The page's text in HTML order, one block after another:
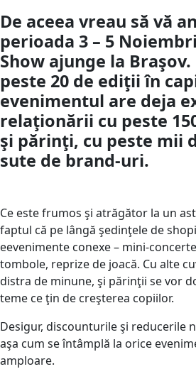
De aceea vreau să vă
perioada 3 – 5
Show ajunge la
peste 20 de ediţii în
evenimentul are deja
relaţionării cu peste
şi părinţi, cu peste mii
sute de brand-uri.
Ce este frumos şi atrăgător la un
faptul că pe lângă şedinţele de
eevenimente conexe – mini-
tombole, reprize de joacă. Cu alte
distra de minune, şi părinţii se vor
teme ce ţin de creşterea copiilor.
Desigur, discounturile şi reducerile
aşa cum se întâmplă la orice
amploare.